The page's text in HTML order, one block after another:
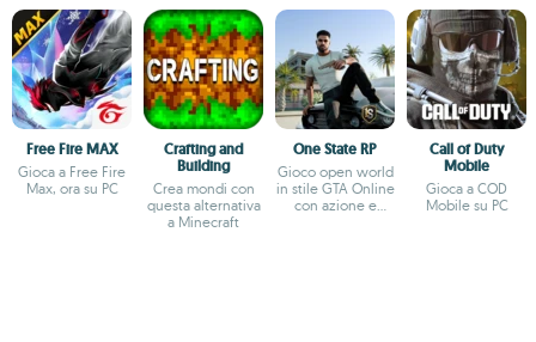
Free Fire MAX
Gioca a Free Fire
Max, ora su PC
Crafting and
Building
Crea mondi con
questa alternativa
a Minecraft
One State RP
Gioco open world
in stile GTA Online
con azione e
Call of Duty
Mobile
Gioca a COD
Mobile su PC